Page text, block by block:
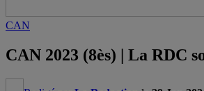
CAN
CAN 2023 (8ès) | La RDC